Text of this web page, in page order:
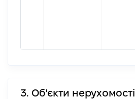
3. Об'єкти нерухомості